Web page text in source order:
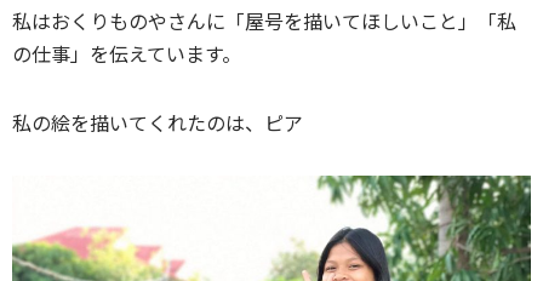
私はおくりものやさんに「屋号を描いてほしいこと」「私
の仕事」を伝えています。
私の絵を描いてくれたのは、ピア